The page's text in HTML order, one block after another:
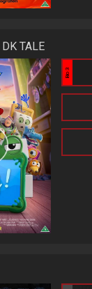
TALE
Bio 3